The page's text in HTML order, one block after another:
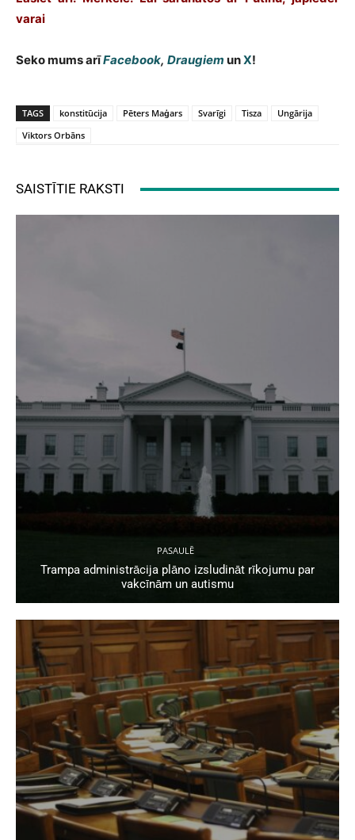
varai
Seko mums arīFacebook, Draugiem unX!
TAGS konstitūcija Pēters Maģars Svarīgi Tisza
Ungārija
Viktors Orbāns
SAISTĪTIE RAKSTI
PASAULĒ
Trampa administrācija plāno izsludināt rīkojumu par
vakcīnām un autismu